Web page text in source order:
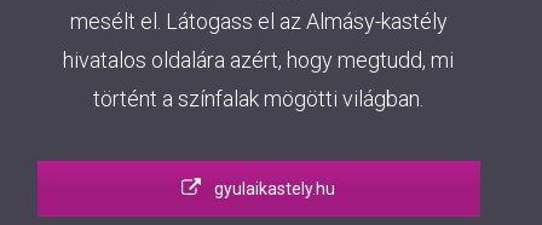
mesélt el. Látogass el az Almásy-kastély
hivatalos oldalára azért, hogy megtudd, mi
történt a színfalak mögötti világban.
gyulaikastely.hu